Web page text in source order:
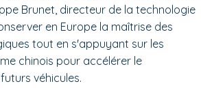
Brunet, directeur de la technologie
en Europe la maîtrise des
tout en s'appuyant sur les
chinois pour accélérer le
véhicules.